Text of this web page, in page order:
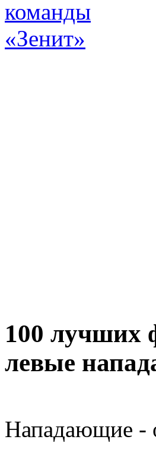
100 лучших
левые
Нападающие -